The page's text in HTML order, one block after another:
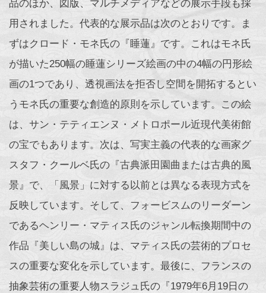
品のほか、図版、マルチメディアなどの展示手段も採
用されました。代表的な展示品は次のとおりです。ま
ずはクロード・モネ氏の『睡蓮』です。これはモネ氏
が描いた250幅の睡蓮シリーズ絵画の中の4幅の円形絵
画の1つであり、透視画法を拒否し空間を開拓するとい
うモネ氏の重要な創造的原則を示しています。この絵
は、サン・テティエンヌ・メトロポール近現代美術館
の宝でもあります。次は、写実主義の代表的な画家グ
スタフ・クールベ氏の『古典派田園曲または古典的風
景』で、「風景」に対する以前とは異なる表現方式を
反映しています。そして、フォービスムのリーダーン
であるヘンリー・マティス氏のジャンル転換期間中の
作品『美しい島の城』は、マティス氏の芸術的プロセ
スの重要な変化を示しています。最後に、フランスの
抽象芸術の重要人物スラジュ氏の『1979年6月19日の